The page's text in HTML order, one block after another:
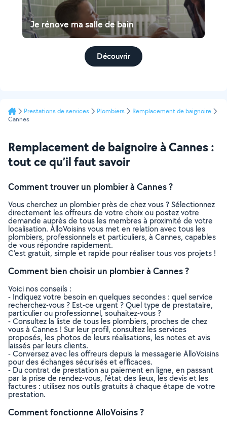
Je rénove ma salle de bain
Découvrir
Prestations de services Plombiers
Remplacement de baignoire
Cannes
Remplacement de baignoire à Cannes :
tout ce qu’il faut savoir
Comment trouver un plombier à Cannes ?
Vous cherchez un plombier près de chez vous ? Sélectionnez
directement les offreurs de votre choix ou postez votre
demande auprès de tous les membres à proximité de votre
localisation. AlloVoisins vous met en relation avec tous les
plombiers, professionnels et particuliers, à Cannes, capables
de vous répondre rapidement.
C’est gratuit, simple et rapide pour réaliser tous vos projets !
Comment bien choisir un plombier à Cannes ?
Voici nos conseils :
- Indiquez votre besoin en quelques secondes : quel service
recherchez-vous ? Est-ce urgent ? Quel type de prestataire,
particulier ou professionnel, souhaitez-vous ?
- Consultez la liste de tous les plombiers, proches de chez
vous à Cannes ! Sur leur profil, consultez les services
proposés, les photos de leurs réalisations, les notes et avis
laissés par leurs clients.
- Conversez avec les offreurs depuis la messagerie AlloVoisins
pour des échanges sécurisés et efficaces.
- Du contrat de prestation au paiement en ligne, en passant
par la prise de rendez-vous, l’état des lieux, les devis et les
factures : utilisez nos outils gratuits à chaque étape de votre
prestation.
Comment fonctionne AlloVoisins ?